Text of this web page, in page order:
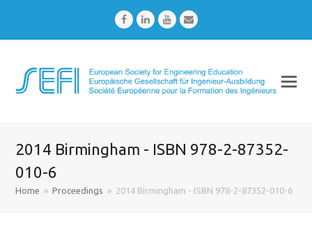
FacebookLinkedInYoutubeEmail
2014 Birmingham - ISBN 978-2-87352-
010-6
Home » Proceedings » 2014 Birmingham - ISBN 978-2-87352-010-6